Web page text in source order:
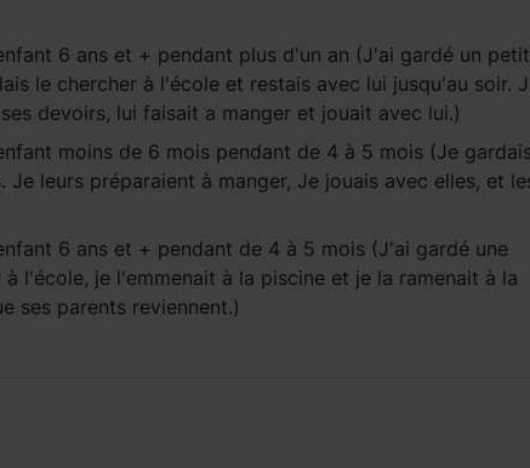
6 ans et + pendant plus d'un an (J'ai gardé un petit
le chercher à l'école et restais avec lui jusqu'au soir.
devoirs, lui faisait a manger et jouait avec lui.)
moins de 6 moispendant de 4 à 5 mois(Je
leurs préparaient à manger, Je jouais avec elles, et
6 ans et + pendant de 4 à 5 mois(J'ai gardé une
l'école, je l'emmenait à la piscine et je la ramenait à la
ses parents reviennent.)